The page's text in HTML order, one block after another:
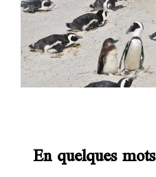
En quelques mots